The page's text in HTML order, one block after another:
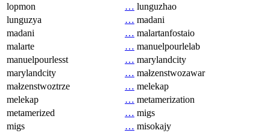
lopmon
… lunguzhao
lunguzya
… madani
madani
… malartanfostaio
malarte
… manuelpourlelab
manuelpourlesst
… marylandcity
marylandcity
… małzenstwozawar
małzenstwoztrze
… melekap
melekap
… metamerization
metamerized
… migs
migs
… misokajy